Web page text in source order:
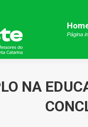
Página
NA
Página